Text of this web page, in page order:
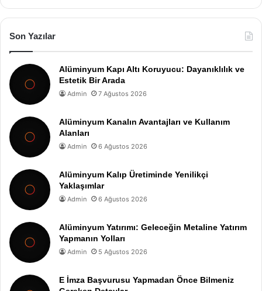
Son Yazılar
Alüminyum Kapı Altı Koruyucu: Dayanıklılık ve
Estetik Bir Arada
Admin 7 Ağustos 2026
Alüminyum Kanalın Avantajları ve Kullanım
Alanları
Admin 6 Ağustos 2026
Alüminyum Kalıp Üretiminde Yenilikçi
Yaklaşımlar
Admin 6 Ağustos 2026
Alüminyum Yatırımı: Geleceğin Metaline Yatırım
Yapmanın Yolları
Admin 5 Ağustos 2026
E İmza Başvurusu Yapmadan Önce Bilmeniz